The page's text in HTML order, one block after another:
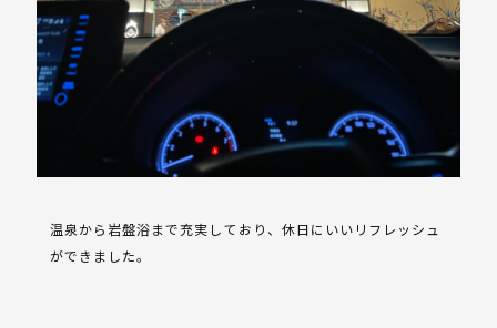
温泉から岩盤浴まで充実しており、休日にいいリフレッシュ
ができました。